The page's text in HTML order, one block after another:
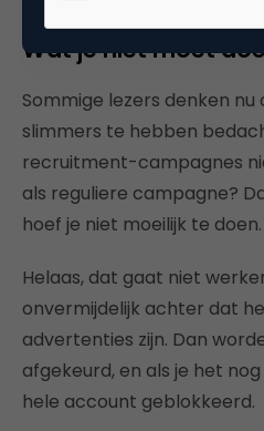
Wat je niet moet
Sommige lezers denken
slimmers te hebben
recruitment-campagnes
als reguliere campagne?
hoef je niet moeilijk te doen.
Helaas, dat gaat niet
onvermijdelijk achter dat
advertenties zijn. Dan
afgekeurd, en als je het
hele account geblokkeerd.